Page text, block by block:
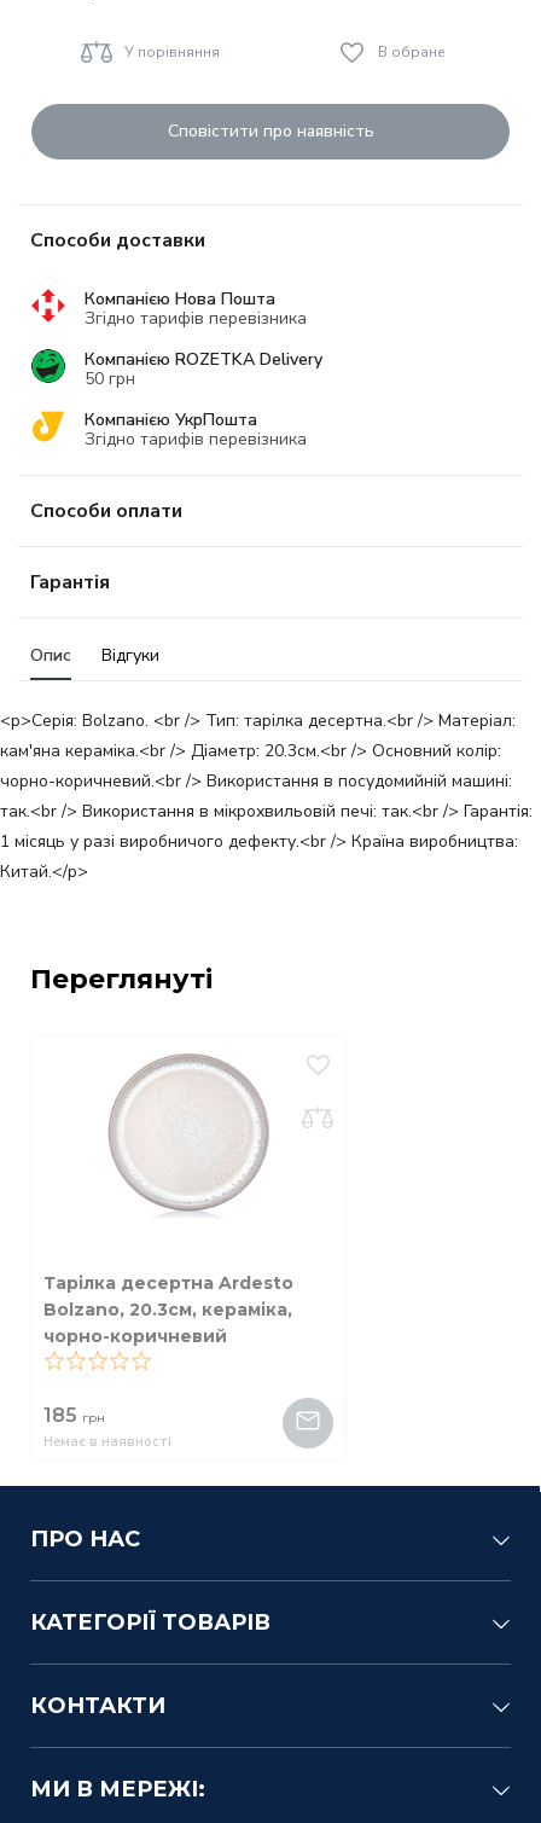
У порівняння В обране
Сповістити про наявність
Способи доставки
Компанією Нова Пошта
Згідно тарифів перевізника
Компанією ROZETKA Delivery
50 грн
Компанією УкрПошта
Згідно тарифів перевізника
Способи оплати
Гарантія
Опис Відгуки
<p>Серія: Bolzano. <br /> Тип: тарілка десертна.<br /> Матеріал:
кам'яна кераміка.<br /> Діаметр: 20.3см.<br /> Основний колір:
чорно-коричневий.<br /> Використання в посудомийній машині:
так.<br /> Використання в мікрохвильовій печі: так.<br /> Гарантія:
1 місяць у разі виробничого дефекту.<br /> Країна виробництва:
Китай.</p>
Переглянуті
Тарілка десертна Ardesto
Bolzano, 20.3см, кераміка,
чорно-коричневий
185 грн
Немає в наявності
ПРО НАС
КАТЕГОРІЇ ТОВАРІВ
КОНТАКТИ
МИ В МЕРЕЖІ: